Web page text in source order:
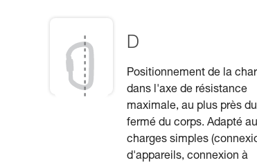
D
Positionnement de la
dans l'axe de résistance
maximale, au plus près
fermé du corps. Adapté
charges simples
d'appareils, connexion à